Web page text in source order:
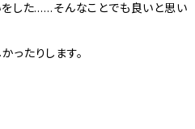
をした……そんなことでも良いと思い
ったりします。